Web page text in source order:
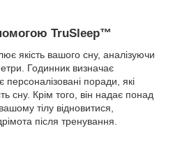
TruSleep™
якість вашого сну, аналізуючи
Годинник визначає
поради, які
сну. Крім того, він надає понад
тілу відновитися,
після тренування.